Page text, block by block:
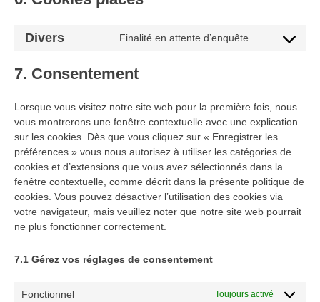
Divers Finalité en attente d’enquête
Consent
7. Consentement
Lorsque vous visitez notre site web pour la première fois, nous
vous montrerons une fenêtre contextuelle avec une explication
sur les cookies. Dès que vous cliquez sur « Enregistrer les
préférences » vous nous autorisez à utiliser les catégories de
cookies et d’extensions que vous avez sélectionnés dans la
fenêtre contextuelle, comme décrit dans la présente politique de
cookies. Vous pouvez désactiver l’utilisation des cookies via
votre navigateur, mais veuillez noter que notre site web pourrait
ne plus fonctionner correctement.
7.1 Gérez vos réglages de consentement
Fonctionnel Toujours activé